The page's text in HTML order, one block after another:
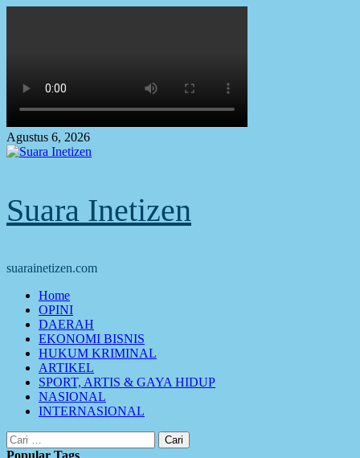
Agustus 6, 2026
Suara Inetizen
suarainetizen.com
Primary
Menu
Home
OPINI
DAERAH
EKONOMI BISNIS
HUKUM KRIMINAL
ARTIKEL
SPORT, ARTIS & GAYA HIDUP
NASIONAL
INTERNASIONAL
Cari
untuk:
Popular Tags